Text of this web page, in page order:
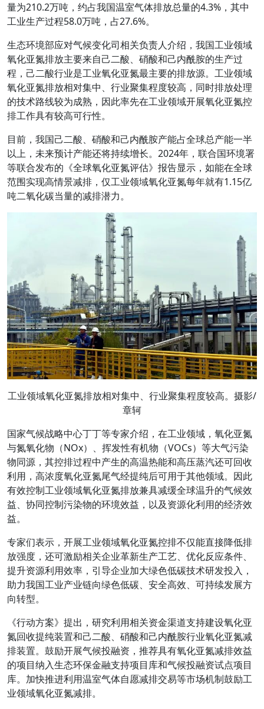
量为210.2万吨，约占我国温室气体排放总量的4.3%，其中
工业生产过程58.0万吨，占27.6%。
生态环境部应对气候变化司相关负责人介绍，我国工业领域
氧化亚氮排放主要来自己二酸、硝酸和己内酰胺的生产过
程，己二酸行业是工业氧化亚氮最主要的排放源。工业领域
氧化亚氮排放相对集中、行业聚集程度较高，同时排放处理
的技术路线较为成熟，因此率先在工业领域开展氧化亚氮控
排工作具有较高可行性。
目前，我国己二酸、硝酸和己内酰胺产能占全球总产能一半
以上，未来预计产能还将持续增长。2024年，联合国环境署
等联合发布的《全球氧化亚氮评估》报告显示，如能在全球
范围实现高情景减排，仅工业领域氧化亚氮每年就有1.15亿
吨二氧化碳当量的减排潜力。
工业领域氧化亚氮排放相对集中、行业聚集程度较高。摄影/
章轲
国家气候战略中心丁丁等专家介绍，在工业领域，氧化亚氮
与氮氧化物（NOx）、挥发性有机物（VOCs）等大气污染
物同源，其控排过程中产生的高温热能和高压蒸汽还可回收
利用，高浓度氧化亚氮尾气经提纯后可用于其他领域。因此
有效控制工业领域氧化亚氮排放兼具减缓全球温升的气候效
益、协同控制污染物的环境效益，以及资源化利用的经济效
益。
专家们表示，开展工业领域氧化亚氮控排不仅能直接降低排
放强度，还可激励相关企业革新生产工艺、优化反应条件、
提升资源利用效率，引导企业加大绿色低碳技术研发投入，
助力我国工业产业链向绿色低碳、安全高效、可持续发展方
向转型。
《行动方案》提出，研究利用相关资金渠道支持建设氧化亚
氮回收提纯装置和己二酸、硝酸和己内酰胺行业氧化亚氮减
排装置。鼓励开展气候投融资，推荐具有氧化亚氮减排效益
的项目纳入生态环保金融支持项目库和气候投融资试点项目
库。加快推进利用温室气体自愿减排交易等市场机制鼓励工
业领域氧化亚氮减排。